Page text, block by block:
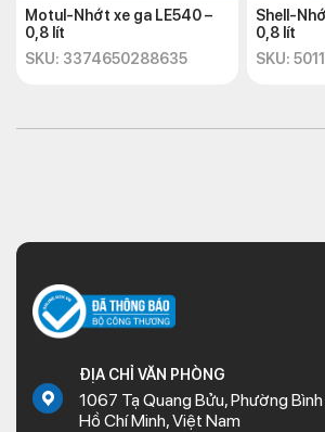
Motul-Nhớt xe ga LE540 –
0,8 lít
SKU: 3374650288635
Shell-
0,8 lít
SKU:
ĐỊA CHỈ VĂN PHÒNG
1067 Tạ Quang Bửu, Phường
Hồ Chí Minh, Việt Nam